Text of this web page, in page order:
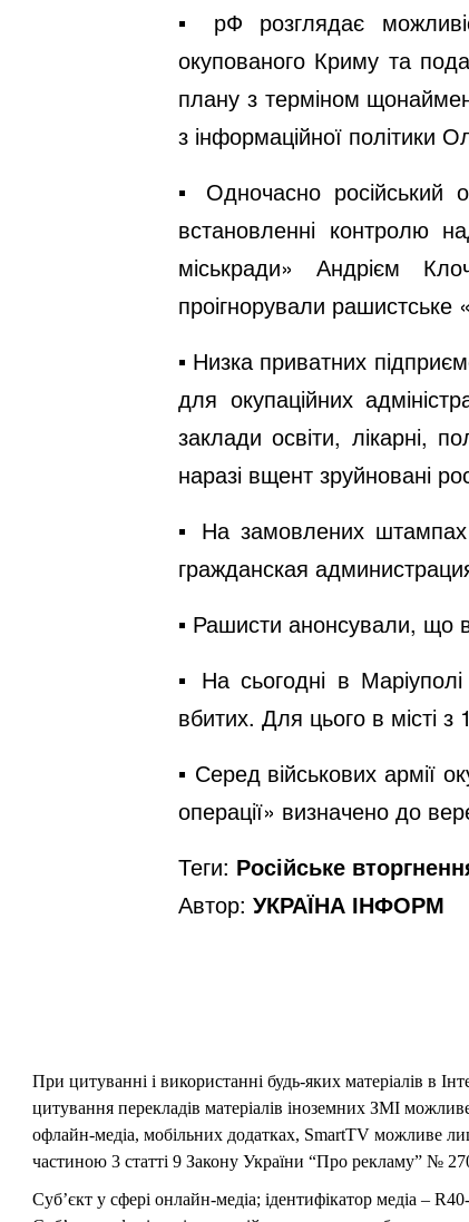
▪️ рФ розглядає
окупованого Криму та
плану з терміном
з інформаційної політики
▪️ Одночасно російський
встановленні контролю
міськради» Андрієм
проігнорували рашистське
▪️ Низка приватних
для окупаційних
заклади освіти, лікарні,
наразі вщент зруйновані
▪️ На замовлених штампах
гражданская
▪️ Рашисти анонсували, що
▪️ На сьогодні в
вбитих. Для цього в місті з
▪️ Серед військових армії
операції» визначено до
Теги: Російське
Автор: УКРАЇНА ІНФОРМ
При цитуванні і використанні будь-яких матеріалів в
цитування перекладів матеріалів іноземних ЗМІ
офлайн-медіа, мобільних додатках, SmartTV можливе
частиною 3 статті 9 Закону України “Про рекламу” №
Суб’єкт у сфері онлайн-медіа; ідентифікатор медіа –